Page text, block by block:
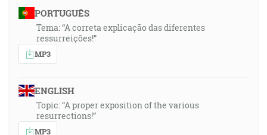
PORTUGUÊS
Tema: “A correta explicação das diferentes
ressurreições!”
MP3
ENGLISH
Topic: “A proper exposition of the various
resurrections!”
MP3